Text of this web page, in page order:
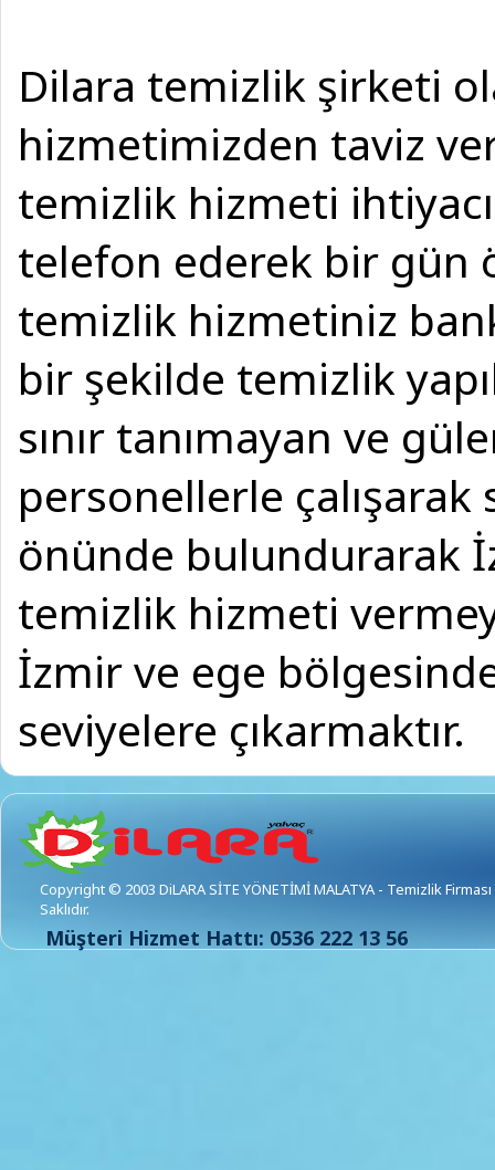
Dilara temizlik şirketi
hizmetimizden taviz
temizlik hizmeti
telefon ederek bir gün
temizlik hizmetiniz
bir şekilde temizlik
sınır tanımayan ve
personellerle
önünde bulundurarak
temizlik hizmeti
İzmir ve ege
seviyelere çıkarmaktır.
Copyright © 2003 DiLARA SİTE YÖNETİMİ MALATYA - Temizlik Firması
Saklıdır.
Müşteri Hizmet Hattı: 0536 222 13 56